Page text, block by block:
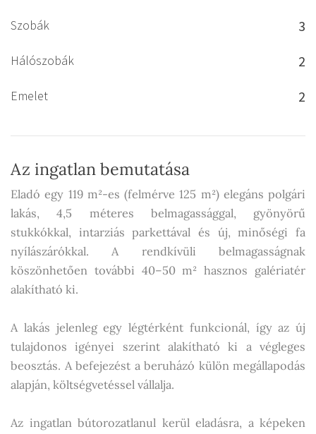
Szobák 3
Hálószobák 2
Emelet 2
Az ingatlan bemutatása
Eladó egy 119 m²-es (felmérve 125 m²) elegáns polgári
lakás, 4,5 méteres belmagassággal, gyönyörű
stukkókkal, intarziás parkettával és új, minőségi fa
nyílászárókkal. A rendkívüli belmagasságnak
köszönhetően további 40–50 m² hasznos galériatér
alakítható ki.
A lakás jelenleg egy légtérként funkcionál, így az új
tulajdonos igényei szerint alakítható ki a végleges
beosztás. A befejezést a beruházó külön megállapodás
alapján, költségvetéssel vállalja.
Az ingatlan bútorozatlanul kerül eladásra, a képeken